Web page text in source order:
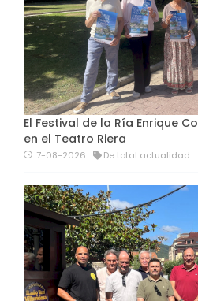
El Festival de la Ría Enrique
en el Teatro Riera
7-08-2026 De total actualidad